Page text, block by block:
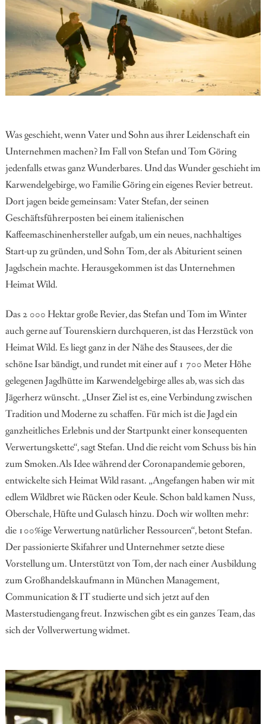
Was geschieht, wenn Vaterund Sohn aus ihrer Leidenschaft ein
Unternehmen machen? Im Fall von Stefan und TomGöring
jedenfalls etwas ganz Wunderbares. Und das Wunder geschieht im
Karwendelgebirge, wo Familie Göring ein eigenes Revier betreut.
Dort jagen beide gemeinsam: Vater Stefan, der seinen
Geschäftsführerposten bei einem italienischen
Kaffeemaschinenhersteller aufgab, um ein neues, nachhaltiges
Start-up zu gründen, und SohnTom, der als Abiturient seinen
Jagdschein machte. Herausgekommen ist das Unternehmen
Heimat Wild.
Das 2 000 Hektar große Revier, dasStefan und Tom im Winter
auch gerne auf Tourenskiern durchqueren, ist das Herzstück von
Heimat Wild. Es liegt ganz in der Nähe des Stausees, der die
schöne Isar bändigt, und rundet mit einer auf 1 700 Meter Höhe
gelegenen Jagdhütte im Karwendelgebirge alles ab, was sich das
Jägerherz wünscht. „Unser Ziel ist es, eine Verbindung zwischen
Tradition und Moderne zu schaffen. Für mich ist die Jagd ein
ganzheitliches Erlebnis und der Startpunkteiner konsequenten
Verwertungskette“, sagt Stefan. Und die reicht vom Schuss bis hin
zum Smoken.Als Idee während der Coronapandemie geboren,
entwickelte sich HeimatWild rasant. „Angefangen haben wirmit
edlem Wildbret wie Rücken oder Keule. Schon bald kamen Nuss,
Oberschale, Hüfte und Gulasch hinzu. Doch wir wollten mehr:
die 100%ige Verwertung natürlicher Ressourcen“, betont Stefan.
Der passionierte Skifahrer und Unternehmer setzte diese
Vorstellungum. Unterstützt von Tom, der nacheiner Ausbildung
zum Großhandelskaufmann in München Management,
Communication & IT studierte und sich jetzt auf den
Masterstudiengang freut. Inzwischen gibt es ein ganzes Team, das
sich der Vollverwertung widmet.